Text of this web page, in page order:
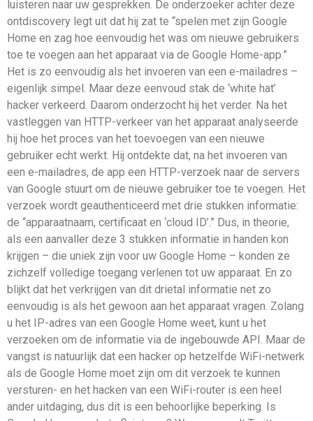
luisteren naar uw gesprekken. De onderzoeker achter deze
ontdiscovery legt uit dat hij zat te “spelen met zijn Google
Home en zag hoe eenvoudig het was om nieuwe gebruikers
toe te voegen aan het apparaat via de Google Home-app.”
Het is zo eenvoudig als het invoeren van een e-mailadres –
eigenlijk simpel. Maar deze eenvoud stak de ‘white hat’
hacker verkeerd. Daarom onderzocht hij het verder. Na het
vastleggen van HTTP-verkeer van het apparaat analyseerde
hij hoe het proces van het toevoegen van een nieuwe
gebruiker echt werkt. Hij ontdekte dat, na het invoeren van
een e-mailadres, de app een HTTP-verzoek naar de servers
van Google stuurt om de nieuwe gebruiker toe te voegen. Het
verzoek wordt geauthenticeerd met drie stukken informatie:
de “apparaatnaam, certificaat en ‘cloud ID’.” Dus, in theorie,
als een aanvaller deze 3 stukken informatie in handen kon
krijgen – die uniek zijn voor uw Google Home – konden ze
zichzelf volledige toegang verlenen tot uw apparaat. En zo
blijkt dat het verkrijgen van dit drietal informatie net zo
eenvoudig is als het gewoon aan het apparaat vragen. Zolang
u het IP-adres van een Google Home weet, kunt u het
verzoeken om de informatie via de ingebouwde API. Maar de
vangst is natuurlijk dat een hacker op hetzelfde WiFi-netwerk
als de Google Home moet zijn om dit verzoek te kunnen
versturen- en het hacken van een WiFi-router is een heel
ander uitdaging, dus dit is een behoorlijke beperking. Is